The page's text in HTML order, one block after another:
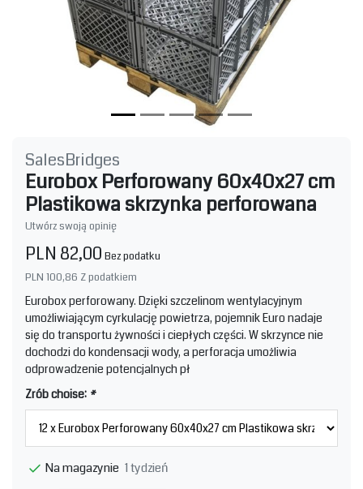
SalesBridges
Eurobox Perforowany 60x40x27 cm
Plastikowa skrzynka perforowana
Utwórz swoją opinię
PLN 82,00 Bez podatku
PLN 100,86 Z podatkiem
Eurobox perforowany. Dzięki szczelinom wentylacyjnym
umożliwiającym cyrkulację powietrza, pojemnik Euro nadaje
się do transportu żywności i ciepłych części. W skrzynce nie
dochodzi do kondensacji wody, a perforacja umożliwia
odprowadzenie potencjalnych pł
Zrób choise: *
Na magazynie 1 tydzień